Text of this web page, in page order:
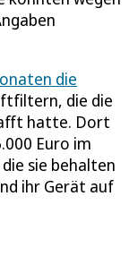
die
die die
hatte. Dort
Euro im
sie behalten
ihr Gerät auf